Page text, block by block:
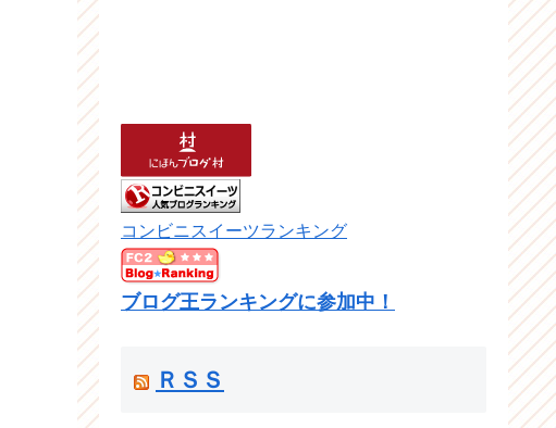
コンビニスイーツランキング
ブログ王ランキングに参加中！
ＲＳＳ